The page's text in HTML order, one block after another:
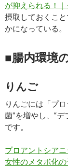
が抑えられる！｜
摂取しておくこ
かになっている。
■腸内環境
りんご
りんごには「プ
菌”を増やし、“
です。
プロアントシア
女性のメタボ化